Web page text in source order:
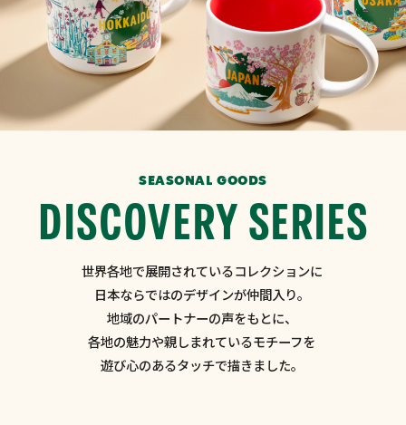
SEASONAL GOODS
DISCOVERY SERIES
世界各地で展開されているコレクションに
日本ならではのデザインが仲間入り。
地域のパートナーの声をもとに、
各地の魅力や親しまれているモチーフを
遊び心のあるタッチで描きました。